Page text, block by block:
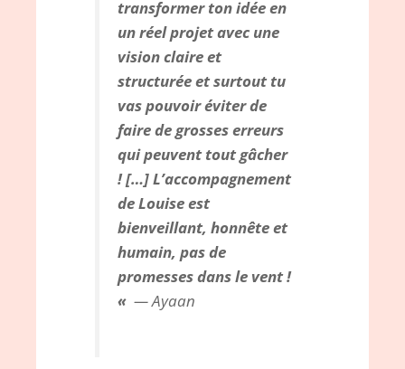
transformer ton idée en
un réel projet avec une
vision claire et
structurée et surtout tu
vas pouvoir éviter de
faire de grosses erreurs
qui peuvent tout gâcher
! […] L’accompagnement
de Louise est
bienveillant, honnête et
humain, pas de
promesses dans le vent !
« — Ayaan